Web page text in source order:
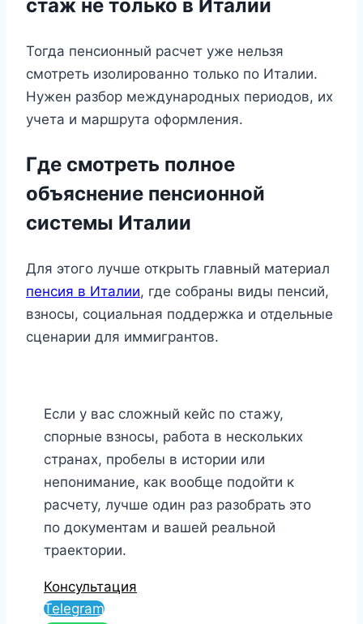
стаж не только в Италии
Тогда пенсионный расчет уже нельзя
смотреть изолированно только по Италии.
Нужен разбор международных периодов, их
учета и маршрута оформления.
Где смотреть полное
объяснение пенсионной
системы Италии
Для этого лучше открыть главный материал
пенсия в Италии, где собраны виды пенсий,
взносы, социальная поддержка и отдельные
сценарии для иммигрантов.
Если у вас сложный кейс по стажу,
спорные взносы, работа в нескольких
странах, пробелы в истории или
непонимание, как вообще подойти к
расчету, лучше один раз разобрать это
по документам и вашей реальной
траектории.
Консультация
Telegram